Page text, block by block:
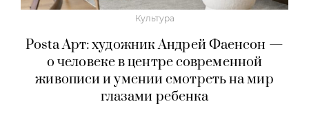
Культура
Posta Арт: художник Андрей Фаенсон —
о человеке в центре современной
живописи и умении смотреть на мир
глазами ребенка